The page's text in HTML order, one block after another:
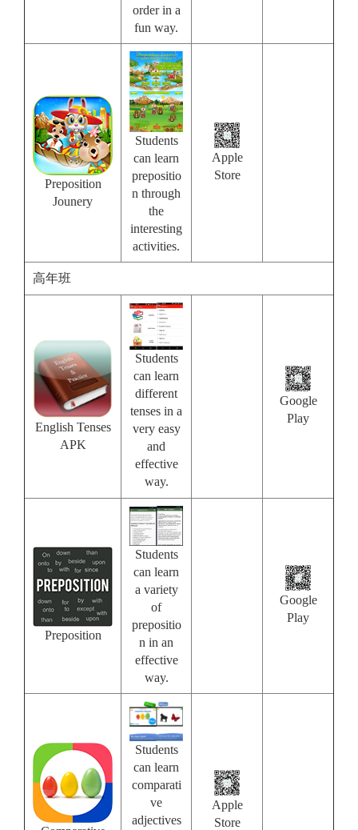
order in a
fun way.
Preposition
Jounery
Students
can learn
prepositio
n through
the
interesting
activities.
Apple
Store
高年班
English Tenses
APK
Students
can learn
different
tenses in a
very easy
and
effective
way.
Google
Play
Preposition
Students
can learn
a variety
of
prepositio
n in an
effective
way.
Google
Play
Students
can learn
comparati
ve
adjectives
Apple
Store